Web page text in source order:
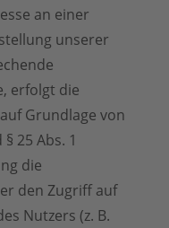
an einer
unserer
erfolgt die
Grundlage von
25 Abs. 1
die
den Zugriff auf
Nutzers (z. B.